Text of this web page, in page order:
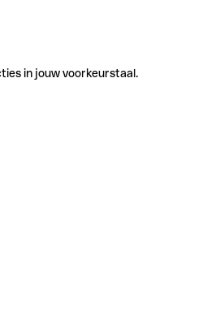
in jouw voorkeurstaal.